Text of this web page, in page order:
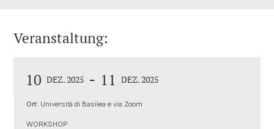
Veranstaltung:
10 DEZ. 2025 - 11 DEZ. 2025
Ort: Università di Basilea e via Zoom
WORKSHOP